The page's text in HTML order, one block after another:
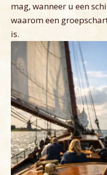
mag, wanneer u een
waarom een
is.